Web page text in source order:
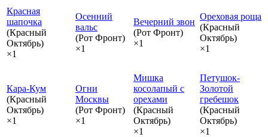
Красная
шапочка
(Красный
Октябрь)
×1
Осенний
вальс
(Рот Фронт)
×1
Вечерний звон
(Рот Фронт)
×1
Ореховая роща
(Красный
Октябрь)
×1
Кара-Кум
(Красный
Октябрь)
×1
Огни
Москвы
(Рот Фронт)
×1
Мишка
косолапый с
орехами
(Красный
Октябрь)
×1
Петушок-
Золотой
гребешок
(Красный
Октябрь)
×1